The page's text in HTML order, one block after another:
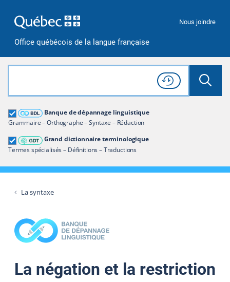
Office québécois de la langue française
Nous joindre
Rechercher dans tout le site
Lancer
Consulter l'
Historique
de recherche
Banque de dépannage linguistique
Grammaire – Orthographe – Syntaxe – Rédaction
Grand dictionnaire terminologique
Termes spécialisés – Définitions – Traductions
Grand dictionnaire terminologique
Restreindre aux termes
La syntaxe
La négation et la restriction